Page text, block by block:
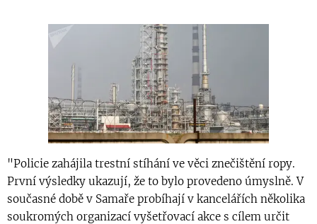
"Policie zahájila trestní stíhání ve věci znečištění ropy.
První výsledky ukazují, že to bylo provedeno úmyslně. V
současné době v Samaře probíhají v kancelářích několika
soukromých organizací vyšetřovací akce s cílem určit